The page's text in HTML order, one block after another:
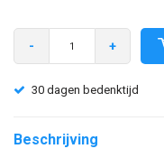
- +
30 dagen bedenktijd
Beschrijving